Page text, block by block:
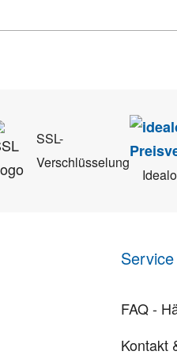
SSL-
Verschlüsselung
Service
FAQ -
Kontakt